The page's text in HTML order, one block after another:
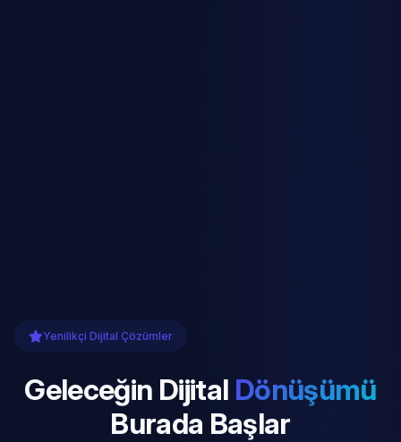
Yenilikçi Dijital Çözümler
Geleceğin Dijital Dönüşümü
Burada Başlar